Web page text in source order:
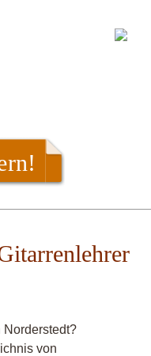
Norderstedt?
von